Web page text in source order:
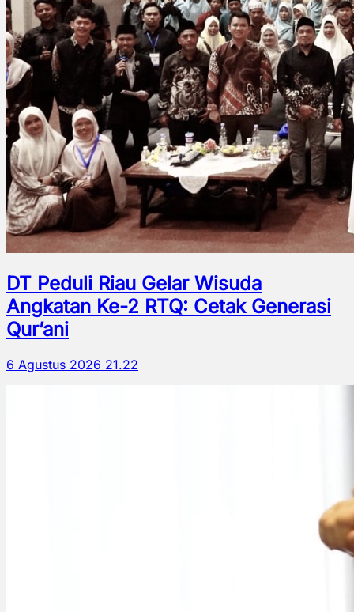
DT Peduli Riau Gelar Wisuda
Angkatan Ke-2 RTQ: Cetak Generasi
Qur’ani
6 Agustus 2026 21.22